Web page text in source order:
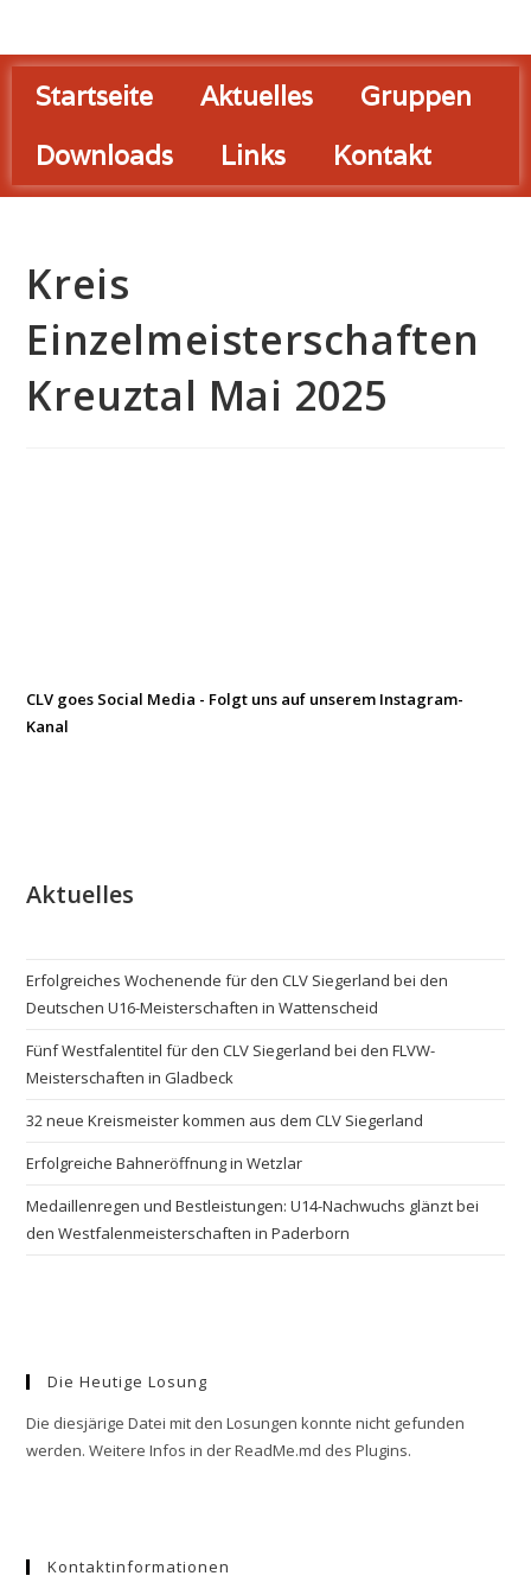
Startseite Aktuelles
Gruppen
Downloads
Links Kontakt
Kreis
Einzelmeisterschaften
Kreuztal Mai 2025
CLV goes Social Media - Folgt uns auf unserem Instagram-
Kanal
Aktuelles
Erfolgreiches Wochenende für den CLV Siegerland bei den
Deutschen U16-Meisterschaften in Wattenscheid
Fünf Westfalentitel für den CLV Siegerland bei den FLVW-
Meisterschaften in Gladbeck
32 neue Kreismeister kommen aus dem CLV Siegerland
Erfolgreiche Bahneröffnung in Wetzlar
Medaillenregen und Bestleistungen: U14-Nachwuchs glänzt bei
den Westfalenmeisterschaften in Paderborn
Die Heutige Losung
Die diesjärige Datei mit den Losungen konnte nicht gefunden
werden. Weitere Infos in der ReadMe.md des Plugins.
Kontaktinformationen